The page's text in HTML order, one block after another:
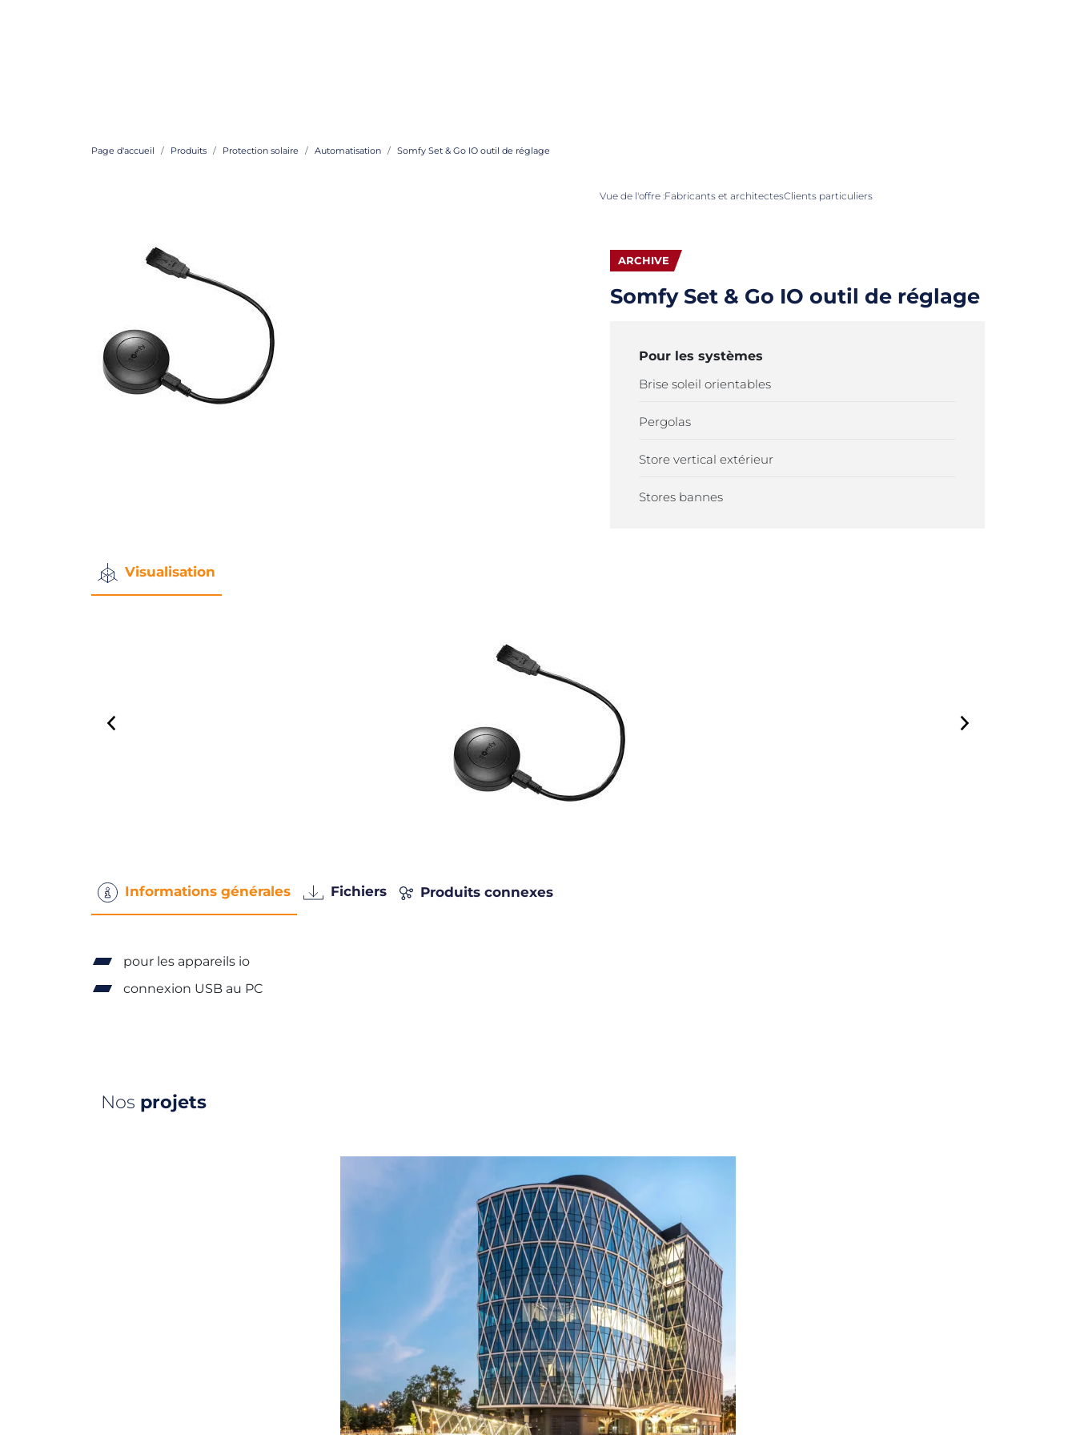
Page d'accueil Produits Protection solaire Automatisation Somfy Set & Go IO outil de réglage
Vue de l'offre :Fabricants et architectesClients particuliers
ARCHIVE
Somfy Set & Go IO outil de réglage
Pour les systèmes
Brise soleil orientables
Pergolas
Store vertical extérieur
Stores bannes
Visualisation
Informations générales Fichiers Produits connexes
pour les appareils io
connexion USB au PC
Nos projets